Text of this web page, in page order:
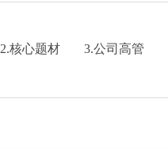
2.核心题材 3.公司高管